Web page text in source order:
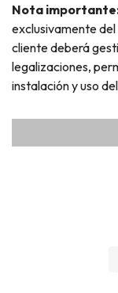
Nota
exclusivamente
cliente deberá
legalizaciones,
instalación y uso